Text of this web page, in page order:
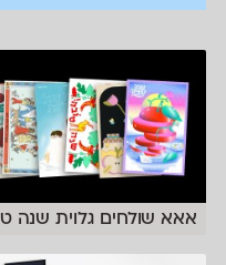
אאא שולחים גלוית שנה